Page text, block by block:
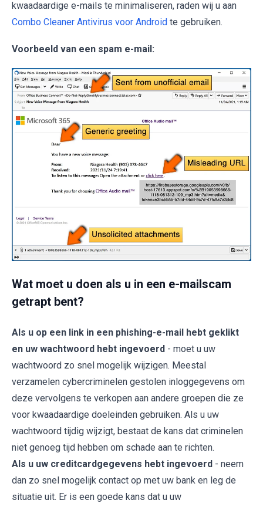
kwaadaardige e-mails te minimaliseren, raden wij u aan
Combo Cleaner Antivirus voor Android te gebruiken.
Voorbeeld van een spam e-mail:
Wat moet u doen als u in een e-mailscam
getrapt bent?
Als u op een link in een phishing-e-mail hebt geklikt
en uw wachtwoord hebt ingevoerd - moet u uw
wachtwoord zo snel mogelijk wijzigen. Meestal
verzamelen cybercriminelen gestolen inloggegevens om
deze vervolgens te verkopen aan andere groepen die ze
voor kwaadaardige doeleinden gebruiken. Als u uw
wachtwoord tijdig wijzigt, bestaat de kans dat criminelen
niet genoeg tijd hebben om schade aan te richten.
Als u uw creditcardgegevens hebt ingevoerd - neem
dan zo snel mogelijk contact op met uw bank en leg de
situatie uit. Er is een goede kans dat u uw